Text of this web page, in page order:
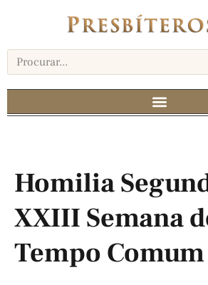
Homilia
XXIII Semana
Tempo Comum